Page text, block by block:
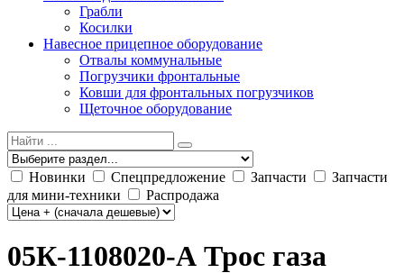
Грабли
Косилки
Навесное прицепное оборудование
Отвалы коммунальные
Погрузчики фронтальные
Ковши для фронтальных погрузчиков
Щеточное оборудование
Новинки Спецпредложение Запчасти
Запчасти
для мини-техники
Распродажа
05К-1108020-А Трос газа